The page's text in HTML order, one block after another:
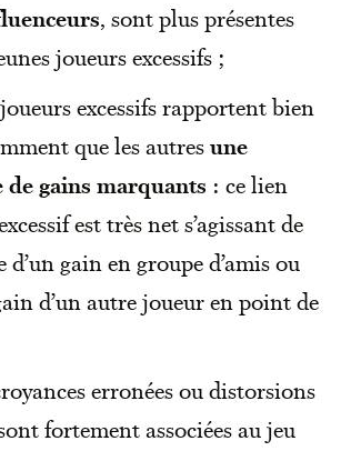
, sont plus présentes
joueurs excessifs ;
excessifs rapportent bien
que les autresune
de gains marquants : ce lien
est très net s’agissant de
d’un gain en groupe d’amis ou
d’un autre joueur en point de
erronées ou distorsions
fortement associées au jeu